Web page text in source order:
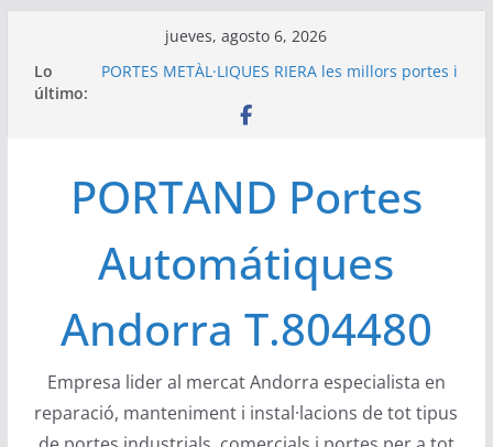
contenido
jueves, agosto 6, 2026
Lo
último:
PORTES METÀL·LIQUES RIERA les millors portes i
Portand portes industrials Àngel Mir a Andorra
apilables verticales de uso industrial
configurable, con poca ocupación de espacio
Bisbal, S.L. Angel Mir son puertas versátiles
DEA System ha creado DEA Electron una
empresa que desarrolla y produce electrónica
de elevada calidad
PORTAND Portes
Automátiques
Andorra T.804480
Empresa lider al mercat Andorra especialista en
reparació, manteniment i instal·lacions de tot tipus